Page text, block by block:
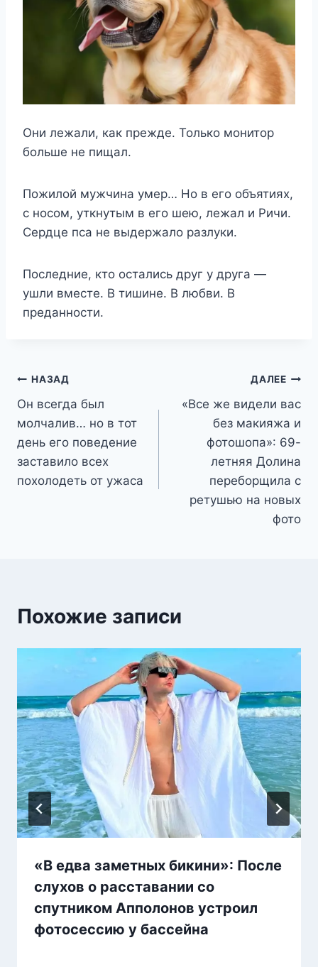
Они лежали, как прежде. Только монитор
больше не пищал.
Пожилой мужчина умер… Но в его объятиях,
с носом, уткнутым в его шею, лежал и Ричи.
Сердце пса не выдержало разлуки.
Последние, кто остались друг у друга —
ушли вместе. В тишине. В любви. В
преданности.
Навигация
по
записям
НАЗАД
Он всегда был
молчалив… но в тот
день его поведение
заставило всех
похолодеть от ужаса
ДАЛЕЕ
«Все же видели вас
без макияжа и
фотошопа»: 69-
летняя Долина
переборщила с
ретушью на новых
фото
Похожие записи
«В едва заметных бикини»: После
слухов о расставании со
спутником Апполонов устроил
фотосессию у бассейна